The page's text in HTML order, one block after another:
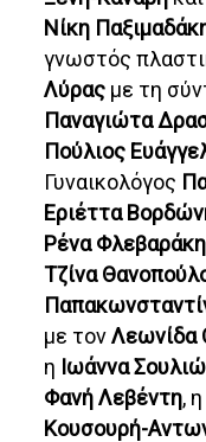
Νίκη
γνωστός
Λύρας με τη
Παναγιώτα
Πούλιος
Γυναικολόγος
Εριέττα
Ρένα Φλεβαράκη
Τζίνα
με τονΛεωνίδα
η Ιωάννα
Φανή Λεβέντη,
Κουσουρή-